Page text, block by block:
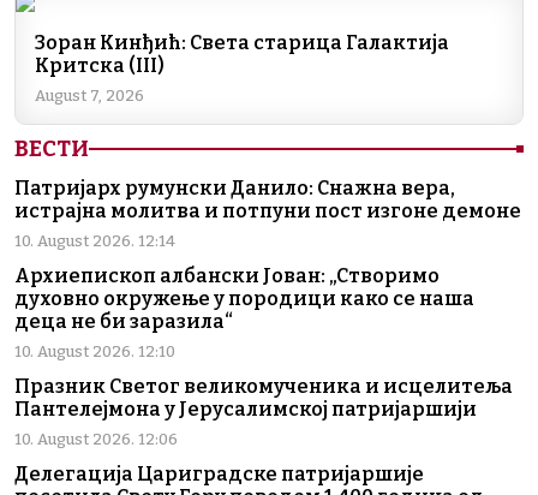
Зоран Кинђић: Света старица Галактија
Критска (III)
August 7, 2026
ВЕСТИ
Патријарх румунски Данило: Снажна вера,
истрајна молитва и потпуни пост изгоне демоне
10. August 2026. 12:14
Архиепископ албански Јован: „Створимо
духовно окружење у породици како се наша
деца не би заразила“
10. August 2026. 12:10
Празник Светог великомученика и исцелитеља
Пантелејмона у Јерусалимској патријаршији
10. August 2026. 12:06
Делегација Цариградске патријаршије